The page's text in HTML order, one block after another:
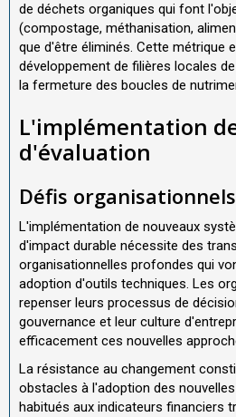
de déchets organiques qui font
(compostage, méthanisation,
que d'être éliminés. Cette métrique
développement de filières locales
la fermeture des boucles de
L'implémentation
d'évaluation
Défis
L'implémentation de nouveaux
d'impact durable nécessite des
organisationnelles profondes qui
adoption d'outils techniques. Les
repenser leurs processus de
gouvernance et leur culture
efficacement ces nouvelles
La résistance au changement
obstacles à l'adoption des
habitués aux indicateurs financiers